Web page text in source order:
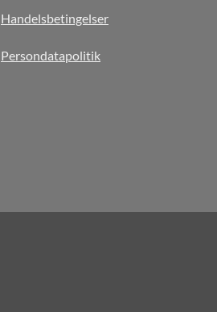
Handelsbetingelser
Persondatapolitik